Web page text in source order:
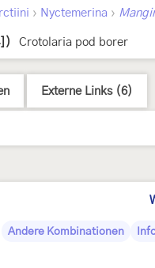
› Nyctemerina ›
Crotolaria pod borer
Externe Links (6)
Andere Kombinationen